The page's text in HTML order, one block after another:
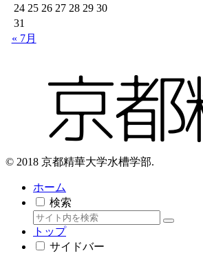
24 25 26 27 28 29 30
31
« 7月
© 2018 京都精華大学水槽学部.
ホーム
検索
トップ
サイドバー